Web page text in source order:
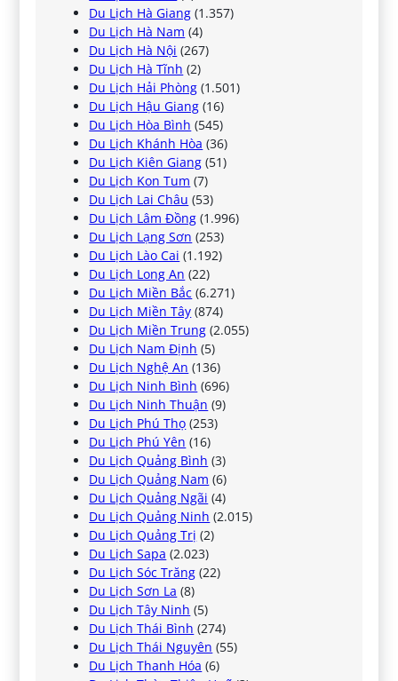
Du Lịch Hà Giang (1.357)
Du Lịch Hà Nam (4)
Du Lịch Hà Nội (267)
Du Lịch Hà Tĩnh (2)
Du Lịch Hải Phòng (1.501)
Du Lịch Hậu Giang (16)
Du Lịch Hòa Bình (545)
Du Lịch Khánh Hòa (36)
Du Lịch Kiên Giang (51)
Du Lịch Kon Tum (7)
Du Lịch Lai Châu (53)
Du Lịch Lâm Đồng (1.996)
Du Lịch Lạng Sơn (253)
Du Lịch Lào Cai (1.192)
Du Lịch Long An (22)
Du Lịch Miền Bắc (6.271)
Du Lịch Miền Tây (874)
Du Lịch Miền Trung (2.055)
Du Lịch Nam Định (5)
Du Lịch Nghệ An (136)
Du Lịch Ninh Bình (696)
Du Lịch Ninh Thuận (9)
Du Lịch Phú Thọ (253)
Du Lịch Phú Yên (16)
Du Lịch Quảng Bình (3)
Du Lịch Quảng Nam (6)
Du Lịch Quảng Ngãi (4)
Du Lịch Quảng Ninh (2.015)
Du Lịch Quảng Trị (2)
Du Lịch Sapa (2.023)
Du Lịch Sóc Trăng (22)
Du Lịch Sơn La (8)
Du Lịch Tây Ninh (5)
Du Lịch Thái Bình (274)
Du Lịch Thái Nguyên (55)
Du Lịch Thanh Hóa (6)